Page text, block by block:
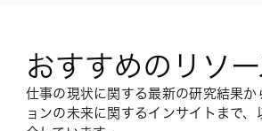
おすすめのリソー
仕事の現状に関する最新の研究結果か
ョンの未来に関するインサイトまで、